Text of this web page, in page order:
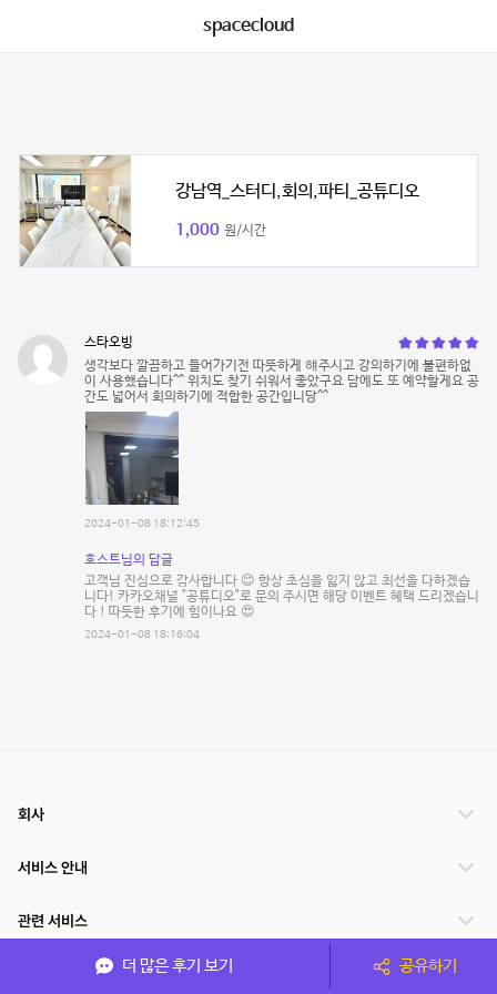
spacecloud
강남역_스터디,회의,파티_공튜디오
1,000 원/시간
스타오빙
생각보다 깔끔하고 들어가기전 따뜻하게 햬주시고 강의하기에 불편하없
이 사용했습니다^^ 위치도 찾기 쉬워서 좋았구요 담에도 또 예약할게요 공
간도 넓어서 회의하기에 적합한 공간입니당^^
2024-01-08 18:12:45
호스트님의 답글
고객님 진심으로 감사합니다 😊 항상 초심을 잃지 않고 최선을 다하겠습
니다! 카카오채널 "공튜디오"로 문의 주시면 해당 이벤트 혜택 드리겠습니
다 ! 따듯한 후기에 힘이나요 😍
2024-01-08 18:16:04
더 많은 후기 보기 공유하기
회사
서비스 안내
관련 서비스